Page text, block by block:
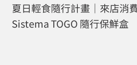
夏日輕食隨行計畫｜來店消
Sistema TOGO 隨行保鮮盒